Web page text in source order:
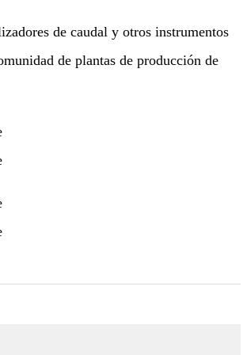
de caudal y otros instrumentos
de plantas de producción de